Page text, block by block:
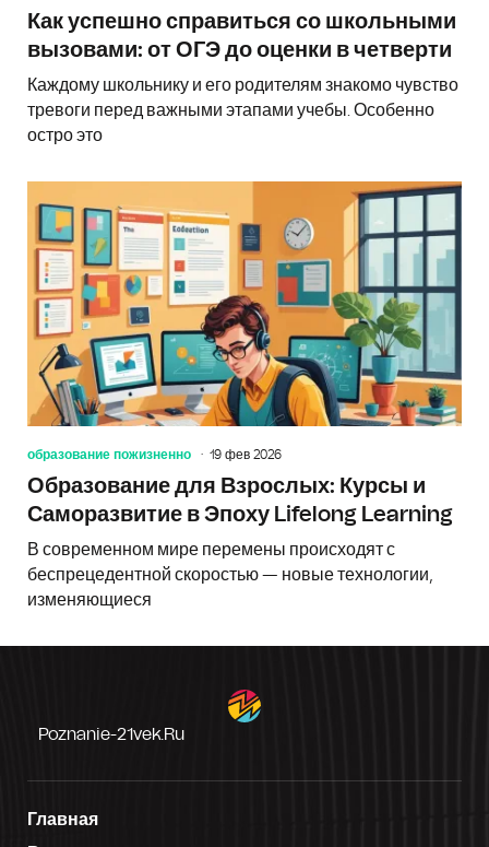
Как успешно справиться со школьными
вызовами: от ОГЭ до оценки в четверти
Каждому школьнику и его родителям знакомо чувство
тревоги перед важными этапами учебы. Особенно
остро это
образование пожизненно 19 фев 2026
Образование для Взрослых: Курсы и
Саморазвитие в Эпоху Lifelong Learning
В современном мире перемены происходят с
беспрецедентной скоростью — новые технологии,
изменяющиеся
Poznanie-21vek.ru
Главная